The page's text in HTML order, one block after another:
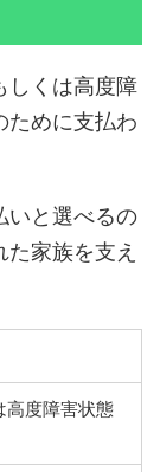
しくは高度障
ために支払わ
いと選べるの
家族を支え
高度障害状態